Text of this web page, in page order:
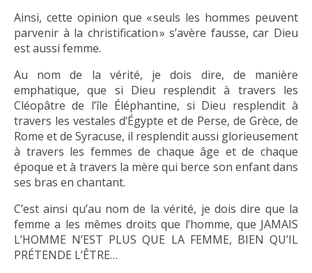
Ainsi, cette opinion que « seuls les hommes peuvent
parvenir à la christification » s’avère fausse, car Dieu
est aussi femme.
Au nom de la vérité, je dois dire, de manière
emphatique, que si Dieu resplendit à travers les
Cléopâtre de l’île Éléphantine, si Dieu resplendit à
travers les vestales d’Égypte et de Perse, de Grèce, de
Rome et de Syracuse, il resplendit aussi glorieusement
à travers les femmes de chaque âge et de chaque
époque et à travers la mère qui berce son enfant dans
ses bras en chantant.
C’est ainsi qu’au nom de la vérité, je dois dire que la
femme a les mêmes droits que l’homme, que JAMAIS
L’HOMME N’EST PLUS QUE LA FEMME, BIEN QU’IL
PRÉTENDE L’ÊTRE…